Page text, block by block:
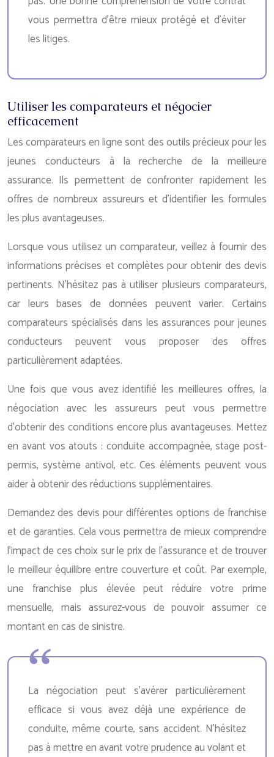
vous permettra d’être mieux protégé et d’éviter
les litiges.
Utiliser les comparateurs et négocier
efficacement
Les comparateurs en ligne sont des outils précieux pour les
jeunes conducteurs à la recherche de la meilleure
assurance. Ils permettent de confronter rapidement les
offres de nombreux assureurs et d’identifier les formules
les plus avantageuses.
Lorsque vous utilisez un comparateur, veillez à fournir des
informations précises et complètes pour obtenir des devis
pertinents. N’hésitez pas à utiliser plusieurs comparateurs,
car leurs bases de données peuvent varier. Certains
comparateurs spécialisés dans les assurances pour jeunes
conducteurs peuvent vous proposer des offres
particulièrement adaptées.
Une fois que vous avez identifié les meilleures offres, la
négociation avec les assureurs peut vous permettre
d’obtenir des conditions encore plus avantageuses. Mettez
en avant vos atouts : conduite accompagnée, stage post-
permis, système antivol, etc. Ces éléments peuvent vous
aider à obtenir des réductions supplémentaires.
Demandez des devis pour différentes options de franchise
et de garanties. Cela vous permettra de mieux comprendre
l’impact de ces choix sur le prix de l’assurance et de trouver
le meilleur équilibre entre couverture et coût. Par exemple,
une franchise plus élevée peut réduire votre prime
mensuelle, mais assurez-vous de pouvoir assumer ce
montant en cas de sinistre.
La négociation peut s’avérer particulièrement
efficace si vous avez déjà une expérience de
conduite, même courte, sans accident. N’hésitez
pas à mettre en avant votre prudence au volant et